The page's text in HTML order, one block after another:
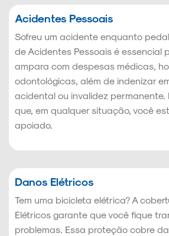
Acidentes Pessoais
Sofreu um acidente enquanto
de Acidentes Pessoais é essencial
ampara com despesas médicas,
odontológicas, além de indenizar
acidental ou invalidez permanente.
que, em qualquer situação, você
apoiado.
Danos Elétricos
Tem uma bicicleta elétrica? A
Elétricos garante que você fique
problemas. Essa proteção cobre